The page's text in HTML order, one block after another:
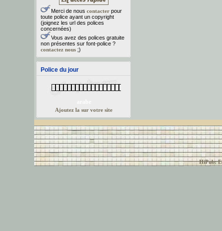
Merci de nous contacterpour
toute police ayant un copyright
(joignez les url des polices
concernées)
Vous avez des polices gratuite
non présentes sur font-police ?
contactez nous;)
Police du jour
Ajoutez la sur votre site
HiPub: